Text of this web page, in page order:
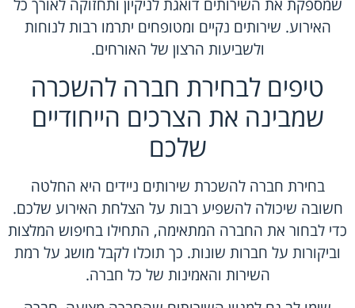
שמספקת את השירותים דואגת לניקיון ותחזוקה לאורך כל
האירוע. שירותים נקיים ומטופחים יתרמו רבות לנוחות
ולשביעות הרצון של האורחים.
טיפים לבחירת חברה להשכרה
שמבינה את הצרכים הייחודיים
שלכם
בחירת חברה להשכרת שירותים ניידים היא החלטה
חשובה שיכולה להשפיע רבות על הצלחת האירוע שלכם.
כדי לבחור את החברה המתאימה, התחילו בחיפוש המלצות
וביקורות על חברות שונות. כך תוכלו לקבל מושג על רמת
השירות והאמינות של כל חברה.